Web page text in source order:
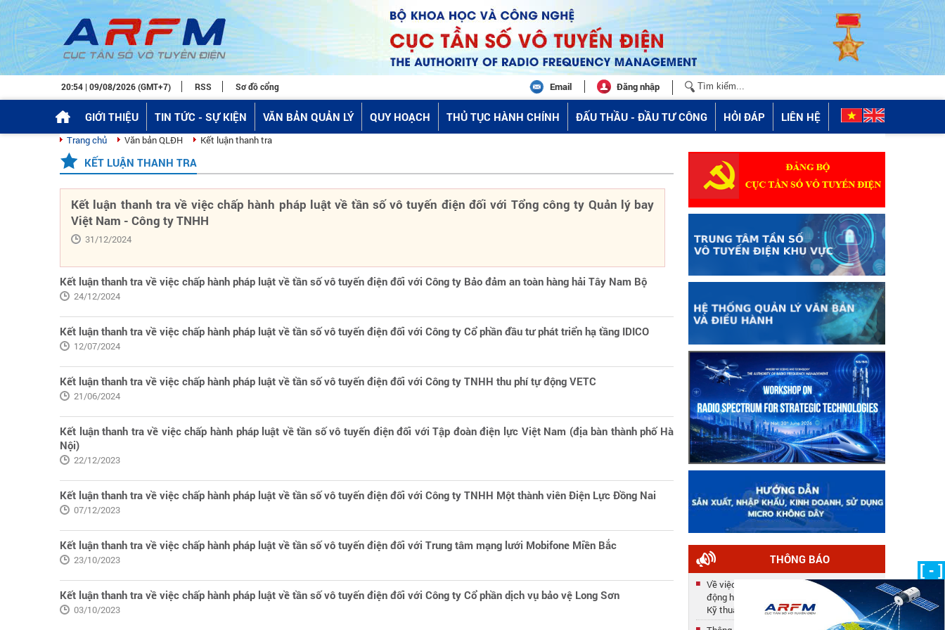
20:54 | 09/08/2026 (GMT+7) RSS Sơ đồ cổng Email Đăng nhập
GIỚI THIỆU TIN TỨC - SỰ KIỆN VĂN BẢN QUẢN LÝ QUY HOẠCH THỦ TỤC HÀNH CHÍNH ĐẤU THẦU - ĐẦU TƯ CÔNG HỎI ĐÁP LIÊN HỆ
Trang chủ Văn bản QLĐH Kết luận thanh tra
KẾT LUẬN THANH TRA
Kết luận thanh tra về việc chấp hành pháp luật về tần số vô tuyến điện đối với Tổng công ty Quản lý bay
Việt Nam - Công ty TNHH
31/12/2024
Kết luận thanh tra về việc chấp hành pháp luật về tần số vô tuyến điện đối với Công ty Bảo đảm an toàn hàng hải Tây Nam Bộ
24/12/2024
Kết luận thanh tra về việc chấp hành pháp luật về tần số vô tuyến điện đối với Công ty Cổ phần đầu tư phát triển hạ tầng IDICO
12/07/2024
Kết luận thanh tra về việc chấp hành pháp luật về tần số vô tuyến điện đối với Công ty TNHH thu phí tự động VETC
21/06/2024
Kết luận thanh tra về việc chấp hành pháp luật về tần số vô tuyến điện đối với Tập đoàn điện lực Việt Nam (địa bàn thành phố Hà
Nội)
22/12/2023
Kết luận thanh tra về việc chấp hành pháp luật về tần số vô tuyến điện đối với Công ty TNHH Một thành viên Điện Lực Đồng Nai
07/12/2023
Kết luận thanh tra về việc chấp hành pháp luật về tần số vô tuyến điện đối với Trung tâm mạng lưới Mobifone Miền Bắc
23/10/2023
Kết luận thanh tra về việc chấp hành pháp luật về tần số vô tuyến điện đối với Công ty Cổ phần dịch vụ bảo vệ Long Sơn
03/10/2023
THÔNG BÁO
Về việc công nhận kết quả tuyển dụng lao
động hợp đồng năm 2025 của Trung tâm
Kỹ thuật
[ - ]